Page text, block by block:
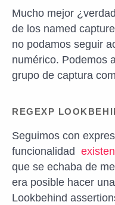
Mucho mejor
de los named
no podamos seguir
numérico. Podemos
grupo de captura
REGEXP
Seguimos con
funcionalidad
que se echaba de
era posible hacer
Lookbehind